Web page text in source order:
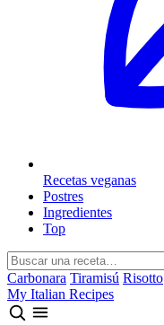
Recetas veganas
Postres
Ingredientes
Top
Carbonara Tiramisú Risotto
My Italian Recipes